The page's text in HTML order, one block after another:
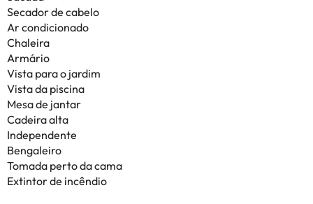
Secador de cabelo
Ar condicionado
Chaleira
Armário
Vista para o jardim
Vista da piscina
Mesa de jantar
Cadeira alta
Independente
Bengaleiro
Tomada perto da cama
Extintor de incêndio